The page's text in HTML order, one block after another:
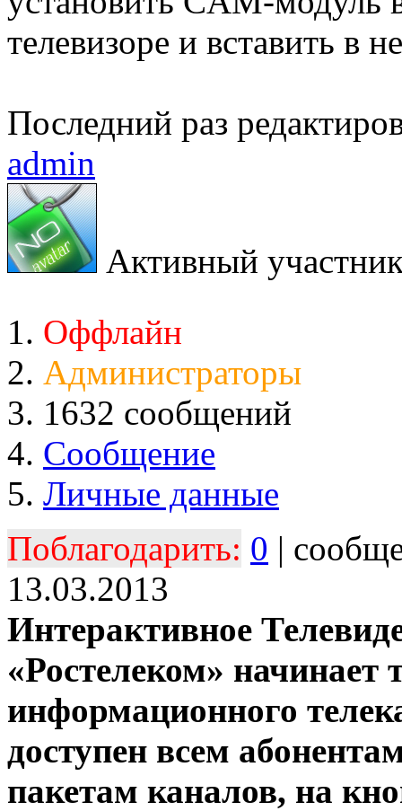
телевизоре и вставить в
Последний раз
admin
Активный
Оффлайн
Администраторы
1632 сообщений
Сообщение
Личные данные
Поблагодарить: 0 |
13.03.2013
Интерактивное
«Ростелеком» начинает
информационного
доступен всем
пакетам каналов, на